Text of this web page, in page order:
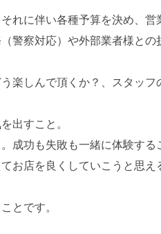
れに伴い各種予算を決め、営
警察対応）や外部業者様との
楽しんで頂くか？、スタッフ
出すこと。
成功も失敗も一緒に体験する
お店を良くしていこうと思え
とです。